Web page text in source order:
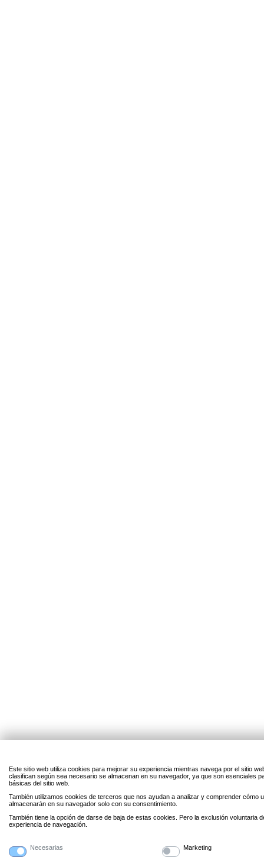
Este sitio web utiliza cookies para mejorar su experiencia mientras navega por el sitio
clasifican según sea necesario se almacenan en su navegador, ya que son esenciales
básicas del sitio web.
También utilizamos cookies de terceros que nos ayudan a analizar y comprender cómo
almacenarán en su navegador solo con su consentimiento.
También tiene la opción de darse de baja de estas cookies. Pero la exclusión voluntaria
experiencia de navegación.
Necesarias Marketing